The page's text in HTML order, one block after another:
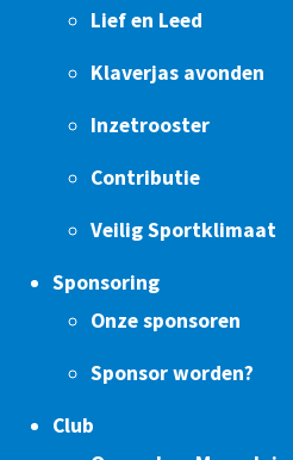
Lief en Leed
Klaverjas avonden
Inzetrooster
Contributie
Veilig Sportklimaat
Sponsoring
Onze sponsoren
Sponsor worden?
Club